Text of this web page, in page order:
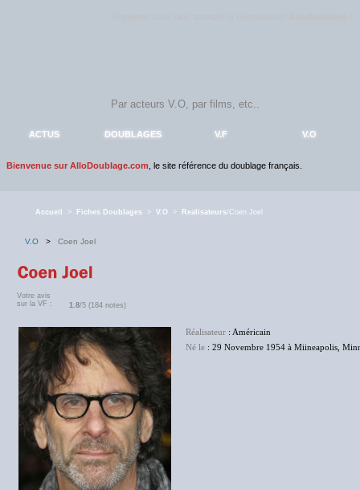
ACTUS DOUBLAGES V.F V.O
Bienvenue sur AlloDoublage.com , le site référence du doublage français.
Accueil > Fiches Doublages > V.O > Realisateurs/Coen Joel
V.O > Coen Joel
Votre avis
sur la VF :
1.8/5 (184 notes)
Réalisateur : Américain
Né le : 29 Novembre 1954 à Miineapolis,